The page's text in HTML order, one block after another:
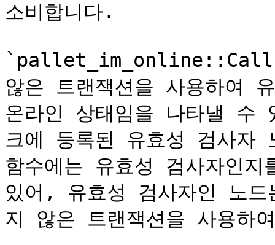
소비합니다.
않은 트랜잭션을 사용하여
온라인 상태임을 나타낼 수
크에 등록된 유효성 검사자
함수에는 유효성 검사자인
있어, 유효성 검사자인 노
지 않은 트랜잭션을 사용하